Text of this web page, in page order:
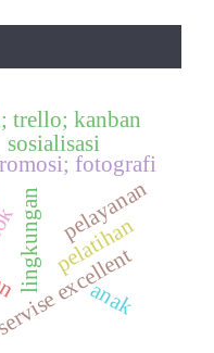
fotografi
lingkungan
sosialisasi
trello; kanban
excellent
pelayanan
pelatihan
anak